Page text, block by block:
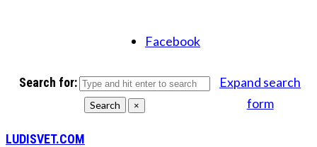
Facebook
Search for:
Search ×
Expand search
form
LUDISVET.COM